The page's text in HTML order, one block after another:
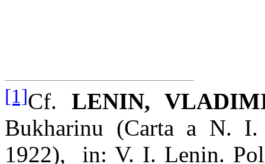
[1]Cf. LENIN,
Bukharinu (Carta a N. I.
1922),
in: V. I. Lenin.